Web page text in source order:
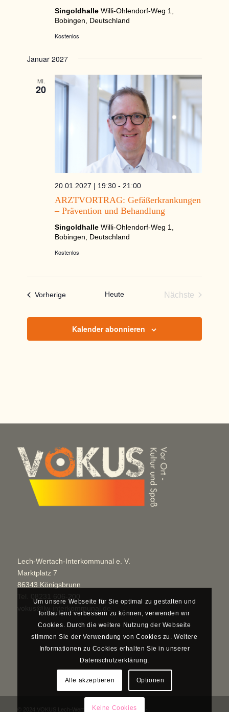
SingoldhalleWilli-Ohlendorf-Weg 1,
Bobingen, Deutschland
Kostenlos
Januar 2027
MI.
20
ARZTVORTRAG: Gefäßerkrankungen
– Prävention und Behandlung
20.01.2027 | 19:30 - 21:00
SingoldhalleWilli-Ohlendorf-Weg 1,
Bobingen, Deutschland
Kostenlos
VorherigeVeranstaltungen
Heute
Nächste
Kalender abonnieren
Lech-Wertach-Interkommunal e. V.
Marktplatz 7
86343 Königsbrunn
© 2024 VOKUS Lech-Wertach-Interkommunal e. V. -
Um unsere Webseite für Sie optimal zu gestalten und
fortlaufend verbessern zu können, verwenden wir
Cookies. Durch die weitere Nutzung der Webseite
stimmen Sie der Verwendung von Cookies zu. Weitere
Informationen zu Cookies erhalten Sie in unserer
Datenschutzerklärung.
Alle akzeptieren Optionen
Keine Cookies